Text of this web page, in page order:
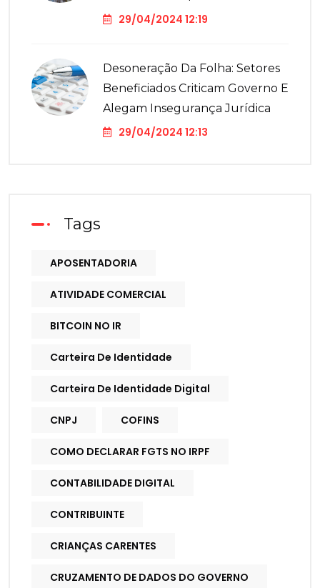
29/04/2024 12:19
Desoneração Da Folha: Setores
Beneficiados Criticam Governo E
Alegam Insegurança Jurídica
29/04/2024 12:13
Tags
APOSENTADORIA
ATIVIDADE COMERCIAL
BITCOIN NO IR
Carteira De Identidade
Carteira De Identidade Digital
CNPJ COFINS
COMO DECLARAR FGTS NO IRPF
CONTABILIDADE DIGITAL
CONTRIBUINTE
CRIANÇAS CARENTES
CRUZAMENTO DE DADOS DO GOVERNO